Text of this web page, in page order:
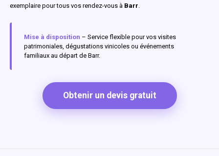
exemplaire pour tous vos rendez-vous à Barr
Mise à disposition – Service flexible pour vos visites
patrimoniales, dégustations vinicoles ou événements
familiaux au départ de Barr.
Obtenir un devis gratuit